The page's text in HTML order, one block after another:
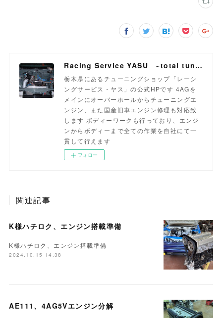
Racing Service YASU ~total tuning proshop~
栃木県にあるチューニングショップ「レーシ
ングサービス・ヤス」の公式HPです 4AGを
メインにオーバーホールからチューニングエ
ンジン、また国産旧車エンジン修理も対応致
します ボディーワークも行っており、エンジ
ンからボディーまで全ての作業を自社にて一
貫して行えます
フォロー
関連記事
K様ハチロク、エンジン搭載準備
K様ハチロク、エンジン搭載準備
2024.10.15 14:38
AE111、4AG5Vエンジン分解